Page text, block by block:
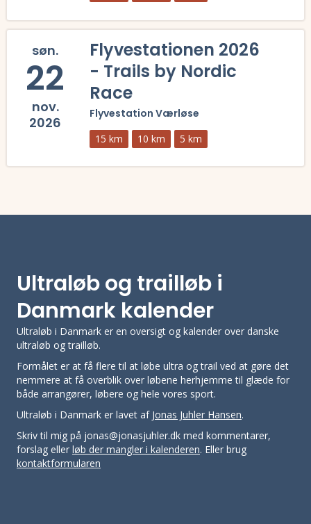
søn.
22
nov.
2026
Flyvestationen 2026
- Trails by Nordic
Race
Flyvestation Værløse
15 km 10 km 5 km
Ultraløb og trailløb i
Danmark kalender
Ultraløb i Danmark er en oversigt og kalender over danske
ultraløb og trailløb.
Formålet er at få flere til at løbe ultra og trail ved at gøre det
nemmere at få overblik over løbene herhjemme til glæde for
både arrangører, løbere og hele vores sport.
Ultraløb i Danmark er lavet af Jonas Juhler Hansen.
Skriv til mig på jonas@jonasjuhler.dk med kommentarer,
forslag eller løb der mangler i kalenderen. Eller brug
kontaktformularen